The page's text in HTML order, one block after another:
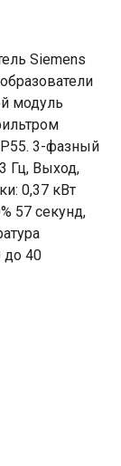
Siemens
модуль
3-фазный
Гц, Выход,
0,37 кВт
57 секунд,
40